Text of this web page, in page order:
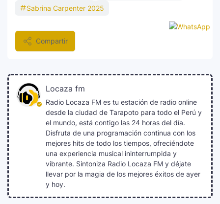
Sabrina Carpenter 2025
Compartir
Locaza fm
Radio Locaza FM es tu estación de radio online
desde la ciudad de Tarapoto para todo el Perú y
el mundo, está contigo las 24 horas del día.
Disfruta de una programación continua con los
mejores hits de todo los tiempos, ofreciéndote
una experiencia musical ininterrumpida y
vibrante. Sintoniza Radio Locaza FM y déjate
llevar por la magia de los mejores éxitos de ayer
y hoy.